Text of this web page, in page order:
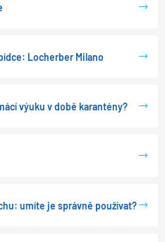
Locherber Milano
výuku v době karantény?
umíte je správně používat?